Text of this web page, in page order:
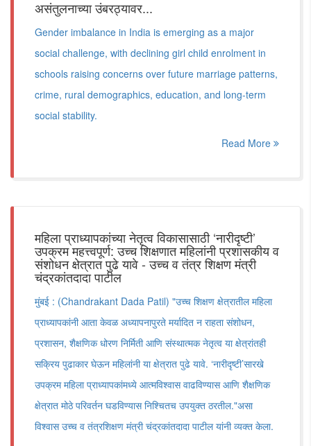
असंतुलनाच्या उंबरठ्यावर...
Gender imbalance in India is emerging as a major
social challenge, with declining girl child enrolment in
schools raising concerns over future marriage patterns,
crime, rural demographics, education, and long-term
social stability.
Read More
महिला प्राध्यापकांच्या नेतृत्व विकासासाठी ‘नारीदृष्टी’
उपक्रम महत्त्वपूर्ण: उच्च शिक्षणात महिलांनी प्रशासकीय व
संशोधन क्षेत्रात पुढे यावे - उच्च व तंत्र शिक्षण मंत्री
चंद्रकांतदादा पाटील
मुंबई : (Chandrakant Dada Patil) "उच्च शिक्षण क्षेत्रातील महिला
प्राध्यापकांनी आता केवळ अध्यापनापुरते मर्यादित न राहता संशोधन,
प्रशासन, शैक्षणिक धोरण निर्मिती आणि संस्थात्मक नेतृत्व या क्षेत्रांतही
सक्रिय पुढाकार घेऊन महिलांनी या क्षेत्रात पुढे यावे. ‘नारीदृष्टी’सारखे
उपक्रम महिला प्राध्यापकांमध्ये आत्मविश्वास वाढविण्यास आणि शैक्षणिक
क्षेत्रात मोठे परिवर्तन घडविण्यास निश्चितच उपयुक्त ठरतील."असा
विश्वास उच्च व तंत्रशिक्षण मंत्री चंद्रकांतदादा पाटील यांनी व्यक्त केला.